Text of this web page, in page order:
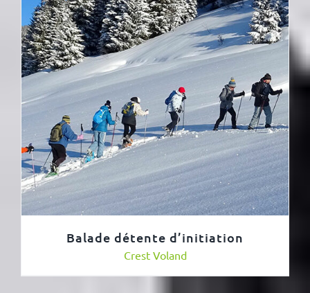
Balade détente d’initiation
Crest Voland